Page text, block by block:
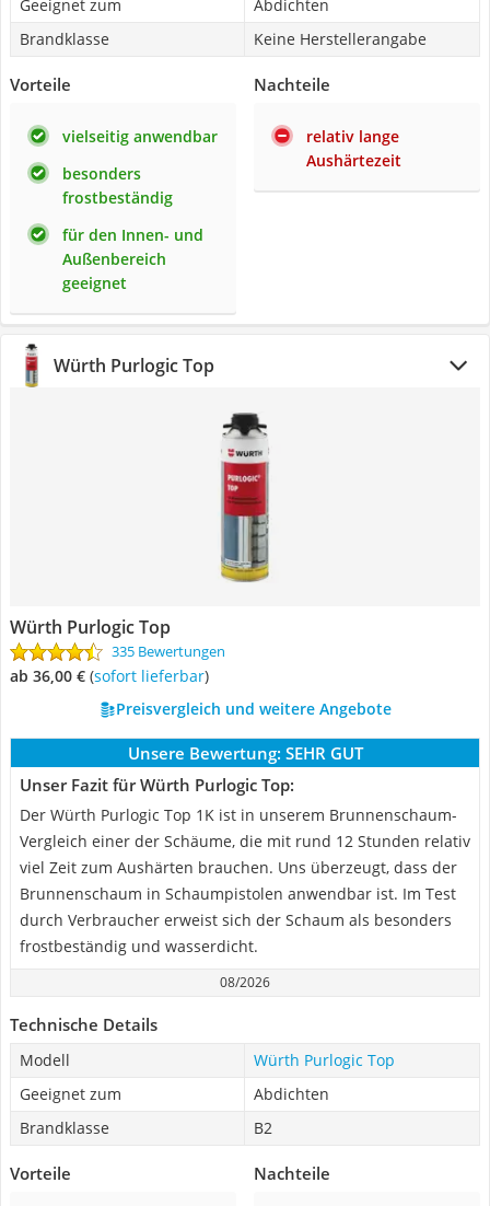
Geeignet zum
Abdichten
Brandklasse
Keine Herstellerangabe
Vorteile
vielseitig anwendbar
besonders
frostbeständig
für den Innen- und
Außenbereich
geeignet
Nachteile
relativ lange
Aushärtezeit
Würth Purlogic Top
Würth Purlogic Top
335 Bewertungen
ab 36,00 € ( Sofort lieferbar)
Preisvergleich und weitere Angebote
Unsere Bewertung: SEHR GUT
Unser Fazit für Würth Purlogic Top:
Der Würth Purlogic Top 1K ist in unserem Brunnenschaum-
Vergleich einer der Schäume, die mit rund 12 Stunden relativ
viel Zeit zum Aushärten brauchen. Uns überzeugt, dass der
Brunnenschaum in Schaumpistolen anwendbar ist. Im Test
durch Verbraucher erweist sich der Schaum als besonders
frostbeständig und wasserdicht.
08/2026
Technische Details
Modell
Würth Purlogic Top
Geeignet zum
Abdichten
Brandklasse
B2
Vorteile Nachteile